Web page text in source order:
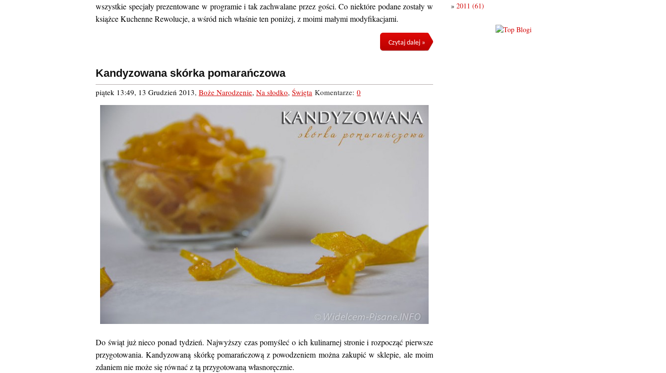
» 2011 (61)
wszystkie specjały prezentowane w programie i tak zachwalane przez gości. Co niektóre podane zostały w
książce Kuchenne Rewolucje, a wśród nich właśnie ten poniżej, z moimi małymi modyfikacjami.
Czytaj dalej »
Kandyzowana skórka pomarańczowa
piątek 13:49, 13 Grudzień 2013, Boże Narodzenie, Na słodko, Święta Komentarze: 0
Do świąt już nieco ponad tydzień. Najwyższy czas pomyśleć o ich kulinarnej stronie i rozpocząć pierwsze
przygotowania. Kandyzowaną skórkę pomarańczową z powodzeniem można zakupić w sklepie, ale moim
zdaniem nie może się równać z tą przygotowaną własnoręcznie.